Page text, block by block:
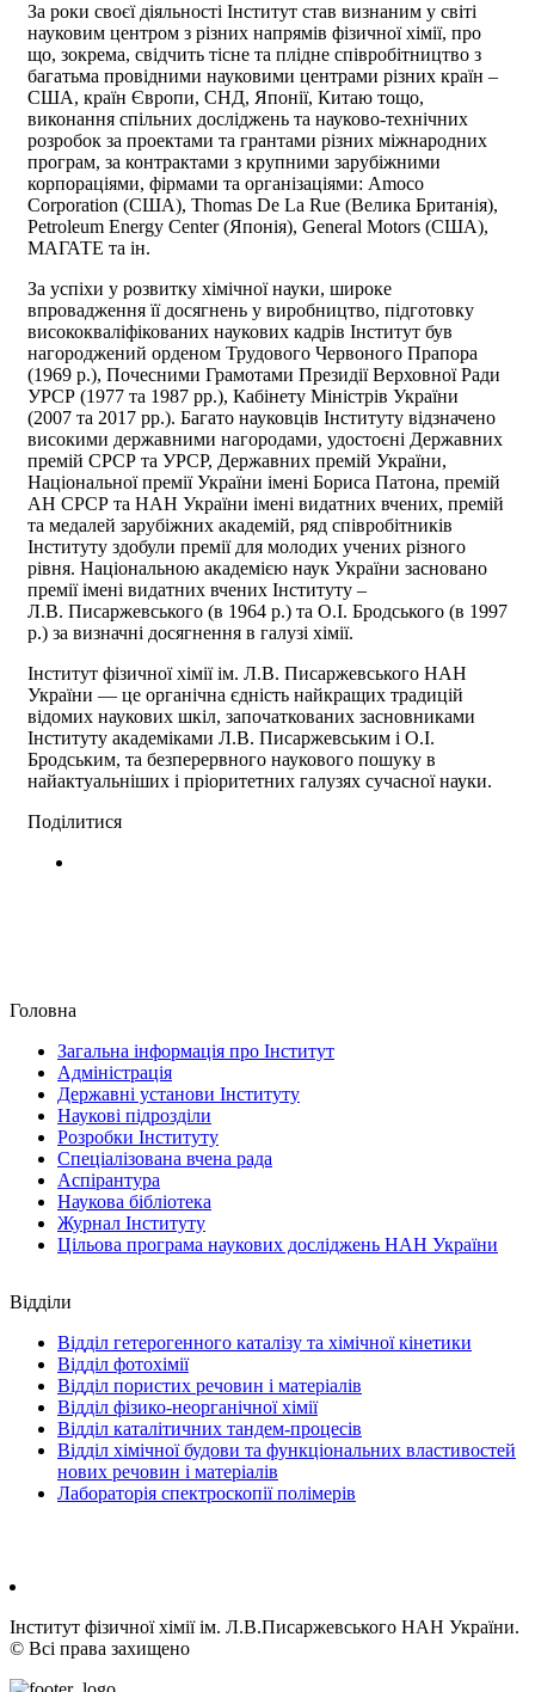
За роки своєї діяльності Інститут став визнаним у світі
науковим центром з різних напрямів фізичної хімії, про
що, зокрема, свідчить тісне та плідне співробітництво з
багатьма провідними науковими центрами різних країн –
США, країн Європи, СНД, Японії, Китаю тощо,
виконання спільних досліджень та науково-технічних
розробок за проектами та грантами різних міжнародних
програм, за контрактами з крупними зарубіжними
корпораціями, фірмами та організаціями: Amoco
Corporation (США), Thomas De La Rue (Велика Британія),
Petroleum Energу Center (Японія), General Motors (США),
МАГАТЕ та ін.
За успіхи у розвитку хімічної науки, широке
впровадження її досягнень у виробництво, підготовку
висококваліфікованих наукових кадрів Інститут був
нагороджений орденом Трудового Червоного Прапора
(1969 р.), Почесними Грамотами Президії Верховної Ради
УРСР (1977 та 1987 рр.), Кабінету Міністрів України
(2007 та 2017 рр.). Багато науковців Інституту відзначено
високими державними нагородами, удостоєні Державних
премій СРСР та УРСР, Державних премій України,
Національної премії України імені Бориса Патона, премій
АН СРСР та НАН України імені видатних вчених, премій
та медалей зарубіжних академій, ряд співробітників
Інституту здобули премії для молодих учених різного
рівня. Національною академією наук України засновано
премії імені видатних вчених Інституту –
Л.В. Писаржевського (в 1964 р.) та О.І. Бродського (в 1997
р.) за визначні досягнення в галузі хімії.
Інститут фізичної хімії ім. Л.В. Писаржевського НАН
України — це органічна єдність найкращих традицій
відомих наукових шкіл, започаткованих засновниками
Інституту академіками Л.В. Писаржевським і О.І.
Бродським, та безперервного наукового пошуку в
найактуальніших і пріоритетних галузях сучасної науки.
Поділитися
Головна
Загальна інформація про Інститут
Адміністрація
Державні установи Інституту
Наукові підрозділи
Розробки Інституту
Спеціалізована вчена рада
Аспірантура
Наукова бiблiотека
Журнал Інституту
Цільова програма наукових досліджень НАН України
Відділи
Відділ гетерогенного каталізу та хімічної кінетики
Відділ фотохімії
Відділ пористих речовин і матеріалів
Відділ фізико-неорганічної хімії
Відділ каталітичних тандем-процесів
Відділ хімічної будови та функціональних властивостей
нових речовин і матеріалів
Лабораторія спектроскопії полімерів
Інститут фізичної хімії ім. Л.В.Писаржевського НАН України.
© Всі права захищено